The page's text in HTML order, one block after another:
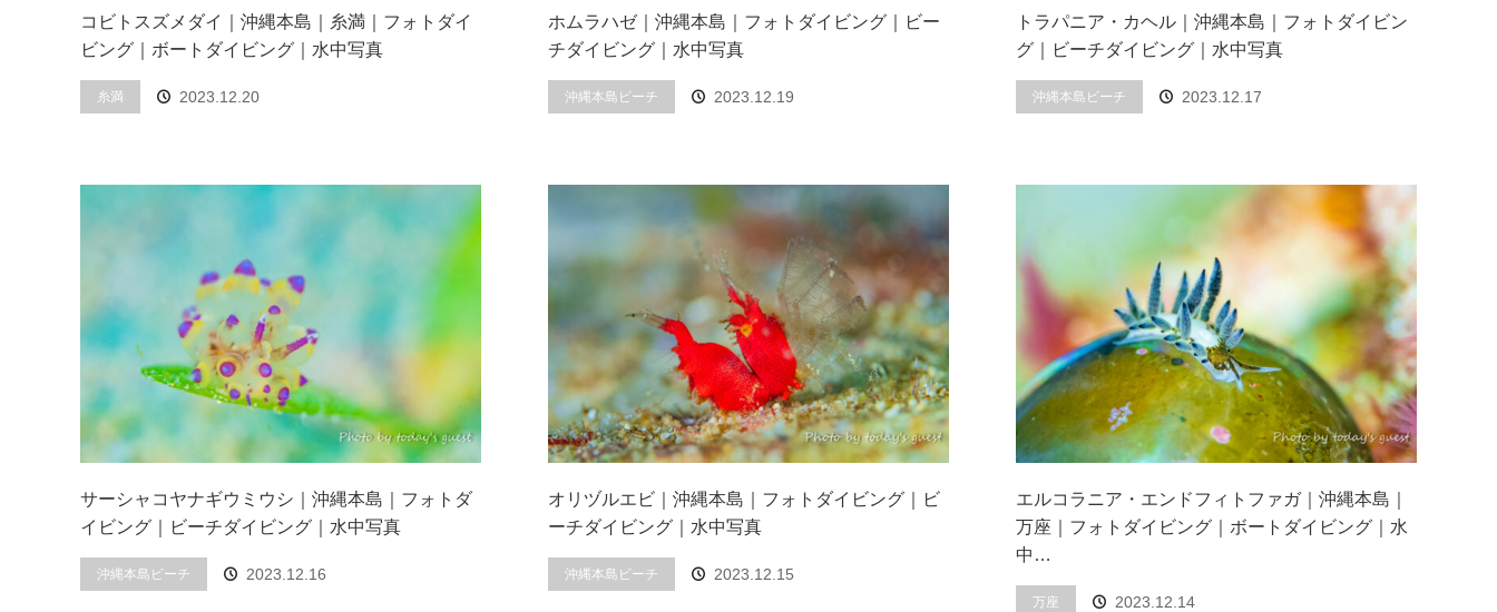
コビトスズメダイ｜沖縄本島｜糸満｜フォトダイ
ビング｜ボートダイビング｜水中写真
糸満 2023.12.20
ホムラハゼ｜沖縄本島｜フォトダイビング｜ビー
チダイビング｜水中写真
沖縄本島ビーチ 2023.12.19
トラパニア・カヘル｜沖縄本島｜フォトダイビン
グ｜ビーチダイビング｜水中写真
沖縄本島ビーチ 2023.12.17
サーシャコヤナギウミウシ｜沖縄本島｜フォトダ
イビング｜ビーチダイビング｜水中写真
沖縄本島ビーチ 2023.12.16
オリヅルエビ｜沖縄本島｜フォトダイビング｜ビ
ーチダイビング｜水中写真
沖縄本島ビーチ 2023.12.15
エルコラニア・エンドフィトファガ｜沖縄本島｜
万座｜フォトダイビング｜ボートダイビング｜水
中…
万座 2023.12.14